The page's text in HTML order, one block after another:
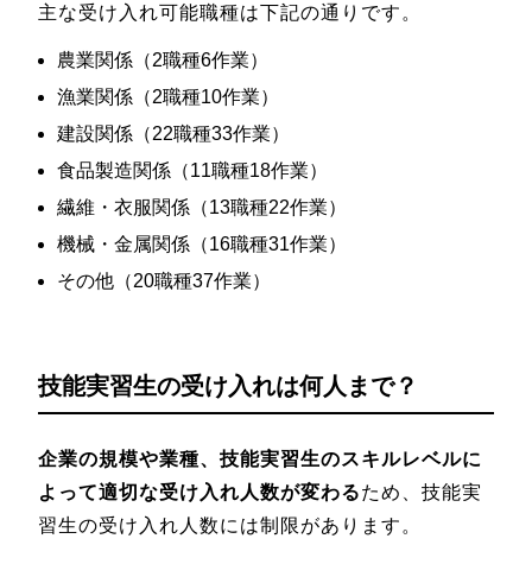
主な受け入れ可能職種は下記の通りです。
農業関係（2職種6作業）
漁業関係（2職種10作業）
建設関係（22職種33作業）
食品製造関係（11職種18作業）
繊維・衣服関係（13職種22作業）
機械・金属関係（16職種31作業）
その他（20職種37作業）
技能実習生の受け入れは何人まで？
企業の規模や業種、技能実習生のスキルレベルに
よって適切な受け入れ人数が変わるため、技能実
習生の受け入れ人数には制限があります。